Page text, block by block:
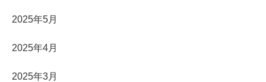
2025年5月
2025年4月
2025年3月